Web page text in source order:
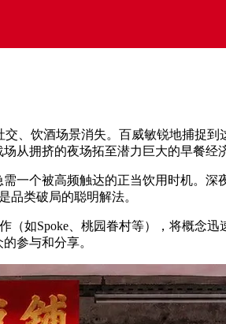
、饮酒场景消失。百威敏锐地捕捉
从拥挤的夜场拓至潜力巨大的早餐经
一个被高频触达的正当饮用时机。
品类破局的聪明解法。
（如Spoke、桃园眷村等），将概念
参与和分享。